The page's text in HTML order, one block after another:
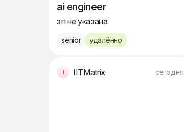
ai engineer
зп не указана
senior удалённо
IITMatrix сегодня